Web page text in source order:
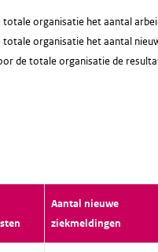
totale organisatie het aantal
totale organisatie het aantal
de totale organisatie de
Aantal nieuwe
ziekmeldingen